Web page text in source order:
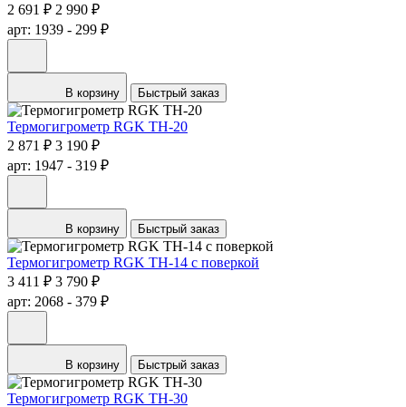
2 691 ₽ 2 990 ₽
арт: 1939 - 299 ₽
В корзину Быстрый заказ
Термогигрометр RGK TH-20
2 871 ₽ 3 190 ₽
арт: 1947 - 319 ₽
В корзину Быстрый заказ
Термогигрометр RGK TH-14 с поверкой
3 411 ₽ 3 790 ₽
арт: 2068 - 379 ₽
В корзину Быстрый заказ
Термогигрометр RGK TH-30